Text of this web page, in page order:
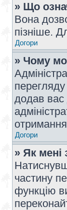
» Що
Вона
пізніше.
Догори
» Чому
додав вас
Догори
» Як мені
частину
функцію